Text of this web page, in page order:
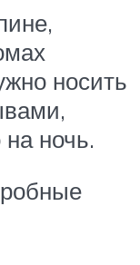
носить
ночь.